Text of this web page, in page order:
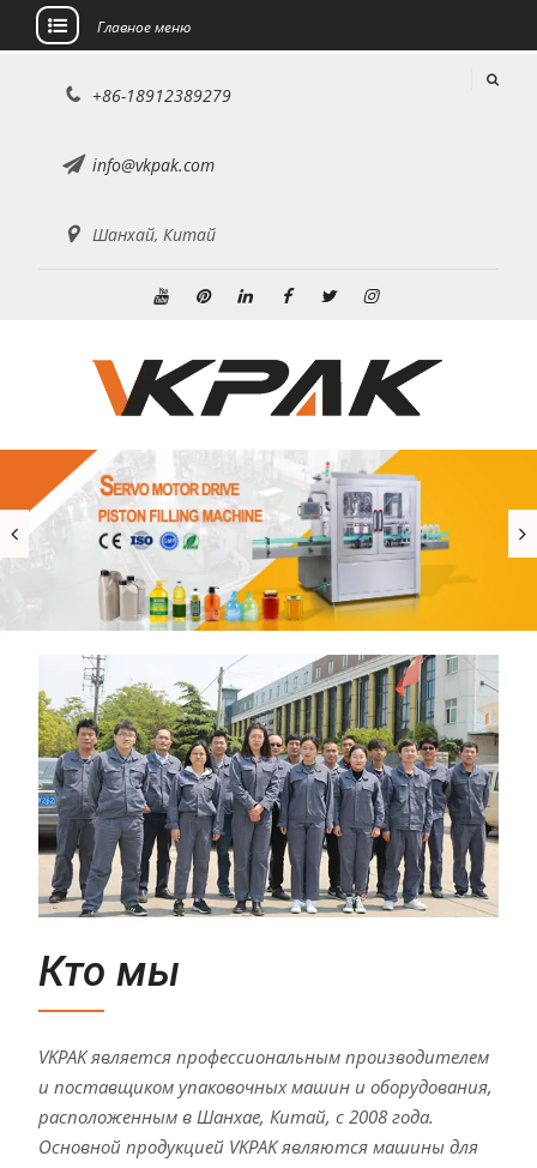
Главное меню
+86-18912389279
info@vkpak.com
Шанхай, Китай
Кто мы
VKPAK является профессиональным производителем
и поставщиком упаковочных машин и оборудования,
расположенным в Шанхае, Китай, с 2008 года.
Основной продукцией VKPAK являются машины для